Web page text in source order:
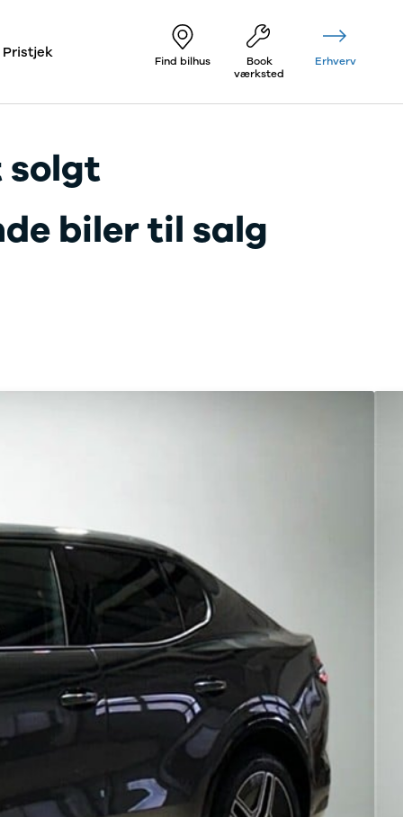
Pristjek Find bilhus
Book
værksted
Erhverv
solgt
biler til salg